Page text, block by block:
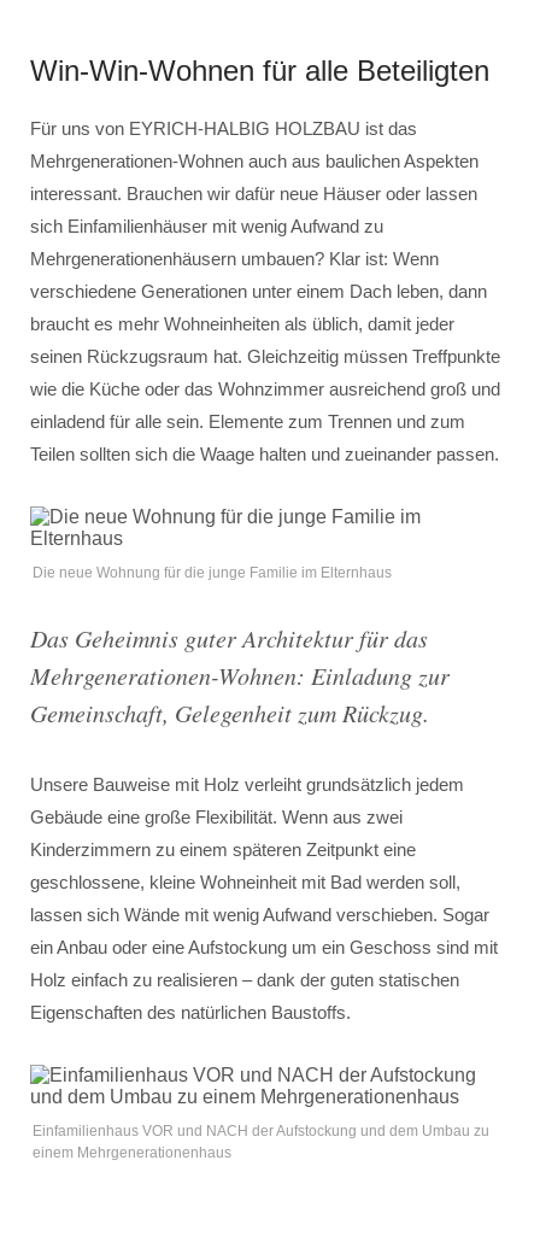
Win-Win-Wohnen für alle Beteiligten
Für uns von EYRICH-HALBIG HOLZBAU ist das
Mehrgenerationen-Wohnen auch aus baulichen Aspekten
interessant. Brauchen wir dafür neue Häuser oder lassen
sich Einfamilienhäuser mit wenig Aufwand zu
Mehrgenerationenhäusern umbauen? Klar ist: Wenn
verschiedene Generationen unter einem Dach leben, dann
braucht es mehr Wohneinheiten als üblich, damit jeder
seinen Rückzugsraum hat. Gleichzeitig müssen Treffpunkte
wie die Küche oder das Wohnzimmer ausreichend groß und
einladend für alle sein. Elemente zum Trennen und zum
Teilen sollten sich die Waage halten und zueinander passen.
Die neue Wohnung für die junge Familie im Elternhaus
Das Geheimnis guter Architektur für das
Mehrgenerationen-Wohnen: Einladung zur
Gemeinschaft, Gelegenheit zum Rückzug.
Unsere Bauweise mit Holz verleiht grundsätzlich jedem
Gebäude eine große Flexibilität. Wenn aus zwei
Kinderzimmern zu einem späteren Zeitpunkt eine
geschlossene, kleine Wohneinheit mit Bad werden soll,
lassen sich Wände mit wenig Aufwand verschieben. Sogar
ein Anbau oder eine Aufstockung um ein Geschoss sind mit
Holz einfach zu realisieren – dank der guten statischen
Eigenschaften des natürlichen Baustoffs.
Einfamilienhaus VOR und NACH der Aufstockung und dem Umbau zu
einem Mehrgenerationenhaus